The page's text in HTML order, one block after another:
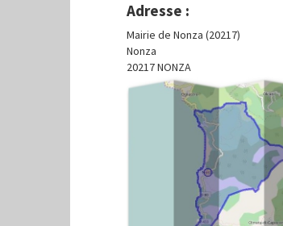
Adresse :
Mairie de Nonza (20217)
Nonza
20217 NONZA